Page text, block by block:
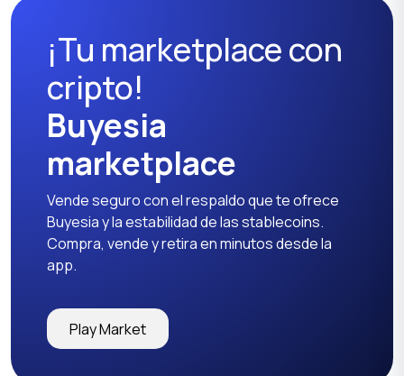
¡Tu marketplace con
cripto!
Buyesia
marketplace
Vende seguro con el respaldo que te ofrece
Buyesia y la estabilidad de las stablecoins.
Compra, vende y retira en minutos desde la
app.
Play Market